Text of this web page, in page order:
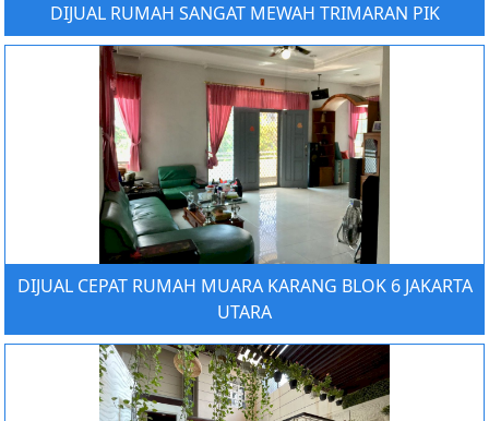
DIJUAL RUMAH SANGAT MEWAH TRIMARAN PIK
DIJUAL CEPAT RUMAH MUARA KARANG BLOK 6 JAKARTA
UTARA